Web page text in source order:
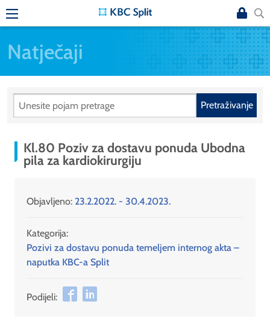
Natječaji
Pretraživanje
Kl.80 Poziv za dostavu ponuda Ubodna
pila za kardiokirurgiju
Objavljeno: 23.2.2022. - 30.4.2023.
Kategorija:
Pozivi za dostavu ponuda temeljem internog akta –
naputka KBC-a Split
Podijeli: